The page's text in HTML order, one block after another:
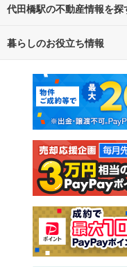
代田橋駅の不動産情報を探
不動産・住宅
新築マンション
新築一戸建て
注文住宅
売却査定
暮らしのお役立ち情報
マンションカタログ